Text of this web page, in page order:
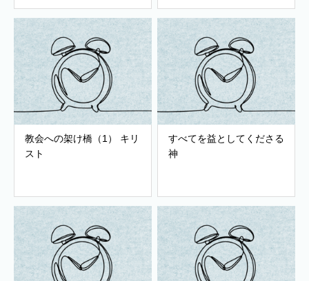
教会への架け橋（1） キリ
スト
すべてを益としてくださる
神